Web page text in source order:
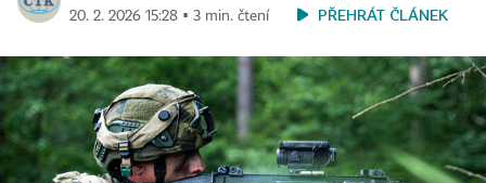
20. 2. 2026 15:28 ▪ 3 min. čtení PŘEHRÁT ČLÁNEK